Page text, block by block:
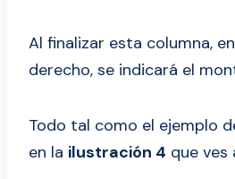
Al finalizar esta columna,
derecho, se indicará el
Todo tal como el ejemplo
en la ilustración 4 que ves